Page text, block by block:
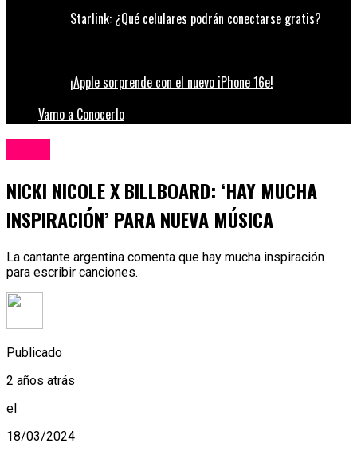
Starlink: ¿Qué celulares podrán conectarse gratis?
¡Apple sorprende con el nuevo iPhone 16e!
Vamo a Conocerlo
NICKI NICOLE X BILLBOARD: ‘HAY MUCHA
INSPIRACIÓN’ PARA NUEVA MÚSICA
La cantante argentina comenta que hay mucha inspiración
para escribir canciones.
Publicado
2 años atrás
el
18/03/2024